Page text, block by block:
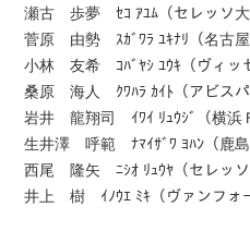
瀬古 歩夢 ｾｺ ｱﾕﾑ（セレッソ大
菅原 由勢 ｽｶﾞﾜﾗ ﾕｷﾅﾘ（名古屋
小林 友希 ｺﾊﾞﾔｼ ﾕｳｷ（ヴィッ
桑原 海人 ｸﾜﾊﾗ ｶｲﾄ（アビスパ
岩井 龍翔司 ｲﾜｲ ﾘｭｳｼﾞ（横浜
生井澤 呼範 ﾅﾏｲｻﾞﾜ ﾖﾊﾝ（鹿島
西尾 隆矢 ﾆｼｵ ﾘｭｳﾔ（セレッソ
井上 樹 ｲﾉｳｴ ﾐｷ（ヴァンフォ